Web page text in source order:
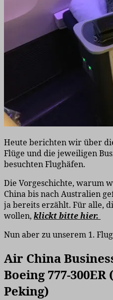
Heute berichten wir über
Flüge und die jeweiligen
besuchten Flughäfen.
Die Vorgeschichte, warum
China bis nach Australien
ja bereits erzählt. Für alle,
wollen, klickt bitte hier.
Nun aber zu unserem 1.
Air China
Boeing 777-
Peking)